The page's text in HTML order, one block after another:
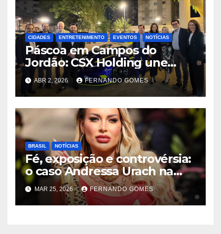
CIDADES ENTRETENIMENTO EVENTOS NOTÍCIAS
Páscoa em Campos do
Jordão: CSX Holding une
velocidade e tradição com
exibição de Lamborghini
exclusiva na Praça Capivari
ABR 2, 2026 FERNANDO GOMES
BRASIL NOTÍCIAS
Fé, exposição e controvérsia:
o caso Andressa Urach na
Quimbanda reacende
debate sobre limites do
sagrado
MAR 25, 2026 FERNANDO GOMES